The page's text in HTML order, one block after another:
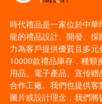
時代禮品是一家位於中
龍的禮品設計、開發、
力為客戶提供優質且多
10000款禮品庫存，種類
用品、電子產品、宣传
合作工廠。我們也提供
圖片或設計理念，我們將